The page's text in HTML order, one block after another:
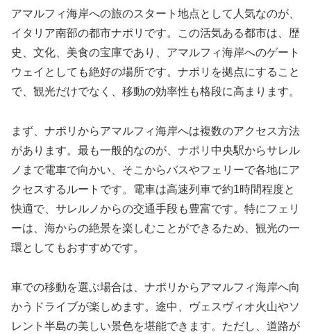
アマルフィ海岸への旅のスタート地点として人気なのが、
イタリア南部の都市ナポリです。この活気ある都市は、歴
史、文化、美食の宝庫であり、アマルフィ海岸へのゲート
ウェイとしても絶好の場所です。ナポリを拠点にすること
で、観光だけでなく、移動の効率性も格段に高まります。
まず、ナポリからアマルフィ海岸へは複数のアクセス方法
があります。最も一般的なのが、ナポリ中央駅からサレル
ノまで電車で向かい、そこからバスやフェリーで各地にア
クセスするルートです。電車は高速列車で約1時間程度と
快適で、サレルノからの交通手段も豊富です。特にフェリ
ーは、海からの絶景を楽しむことができるため、観光の一
環としてもおすすめです。
車での移動を選ぶ場合は、ナポリからアマルフィ海岸へ向
かうドライブが楽しめます。途中、ヴェスヴィオ火山やソ
レント半島の美しい景色を堪能できます。ただし、道路が